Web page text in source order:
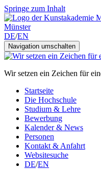
Springe zum Inhalt
DE/EN
Navigation umschalten
Wir setzen ein Zeichen für
Startseite
Die Hochschule
Studium & Lehre
Bewerbung
Kalender & News
Personen
Kontakt & Anfahrt
Websitesuche
DE/EN